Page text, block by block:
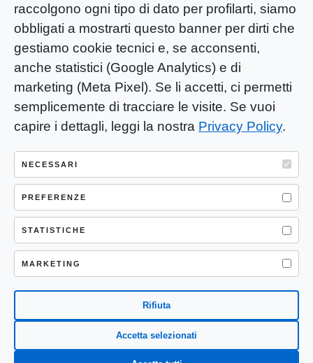
raccolgono ogni tipo di dato per profilarti, siamo
obbligati a mostrarti questo banner per dirti che
gestiamo cookie tecnici e, se acconsenti,
anche statistici (Google Analytics) e di
marketing (Meta Pixel). Se li accetti, ci permetti
semplicemente di tracciare le visite. Se vuoi
capire i dettagli, leggi la nostra Privacy Policy.
NECESSARI
PREFERENZE
STATISTICHE
MARKETING
Rifiuta
Accetta selezionati
YOU-ng Slow Journalism è una testata
giornalistica di proprietà di Mastino S.R.L.
Registrazione presso Trib. Santa Maria
Capua Vetere (CE) n° 900 del 31/01/2025 |
ISSN 3103-4683
P.IVA: 04755530617
Sede Legale: CASERTA – VIA LORENZO MARIA
NERONI 11 CAP 81100